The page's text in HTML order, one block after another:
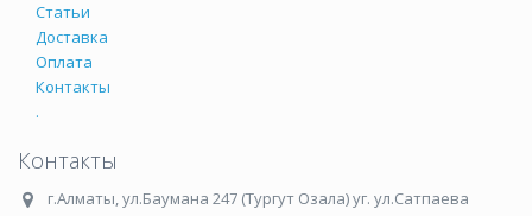
Статьи
Доставка
Оплата
Контакты
.
Контакты
г.Алматы,ул.Баумана 247 (Тургут Озала) уг. ул.Сатпаева